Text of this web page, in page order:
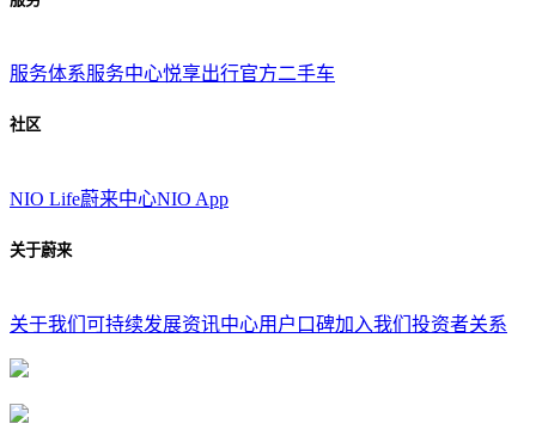
服务体系服务中心悦享出行官方二手车
社区
NIO Life蔚来中心NIO App
关于蔚来
关于我们 可持续发展资讯中心用户口碑加入我们 投资者关系